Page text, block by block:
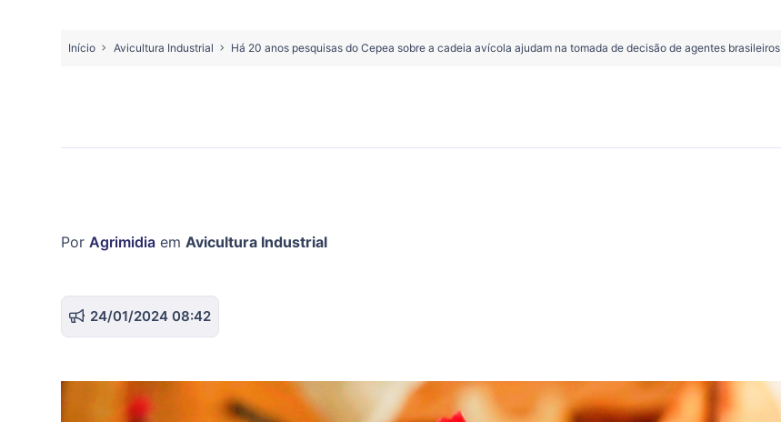
Início Avicultura Industrial Há 20 anos pesquisas do Cepea sobre a cadeia avícola ajudam na tomada de decisão de agentes brasileiros
Por Agrimidia em Avicultura Industrial
24/01/2024 08:42